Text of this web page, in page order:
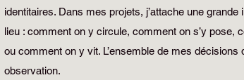
identitaires. Dans mes projets, j’attache une
lieu : comment on y circule, comment on s’y pose,
ou comment on y vit. L’ensemble de mes décisions
observation.